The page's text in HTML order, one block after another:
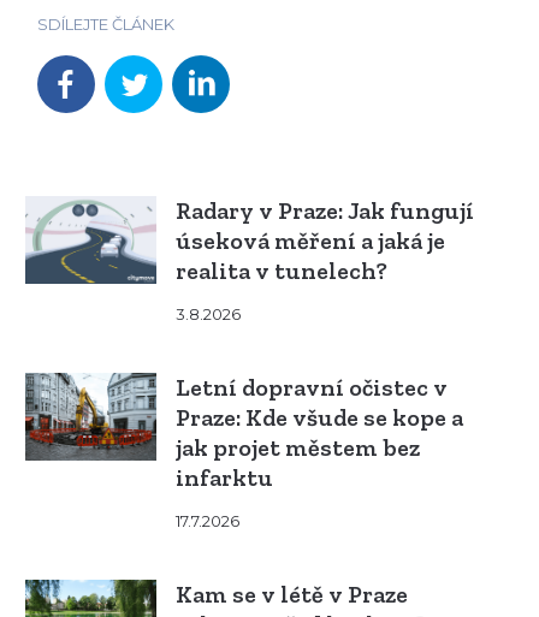
SDÍLEJTE ČLÁNEK
Radary v Praze: Jak fungují
úseková měření a jaká je
realita v tunelech?
3.8.2026
Letní dopravní očistec v
Praze: Kde všude se kope a
jak projet městem bez
infarktu
17.7.2026
Kam se v létě v Praze